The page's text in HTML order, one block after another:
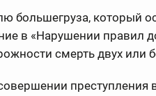
большегруза, который
в «Нарушении правил
смерть двух или
преступления